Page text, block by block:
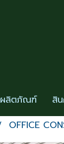
ผลิตภัณฑ์ สิ
OFFICE